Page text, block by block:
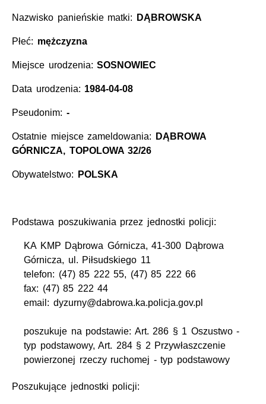
Nazwisko panieńskie matki: DĄBROWSKA
Płeć: mężczyzna
Miejsce urodzenia:SOSNOWIEC
Data urodzenia: 1984-04-08
Pseudonim: -
Ostatnie miejsce zameldowania:
DĄBROWA
GÓRNICZA, TOPOLOWA 32/26
Obywatelstwo: POLSKA
Podstawa poszukiwania przez jednostki policji:
KA KMP Dąbrowa Górnicza, 41-300 Dąbrowa
Górnicza, ul. Piłsudskiego 11
telefon: (47) 85 222 55, (47) 85 222 66
fax: (47) 85 222 44
email: dyzurny@dabrowa.ka.policja.gov.pl
poszukuje na podstawie: Art. 286 § 1 Oszustwo -
typ podstawowy, Art. 284 § 2 Przywłaszczenie
powierzonej rzeczy ruchomej - typ podstawowy
Poszukujące jednostki policji: